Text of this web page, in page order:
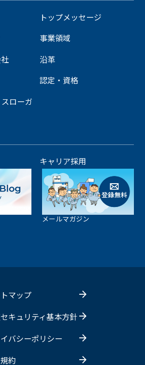
トップメッセージ
事業領域
沿革
認定・資格
ローガ
キャリア採用
メールマガジン
マップ
キュリティ基本方針
バシーポリシー
約